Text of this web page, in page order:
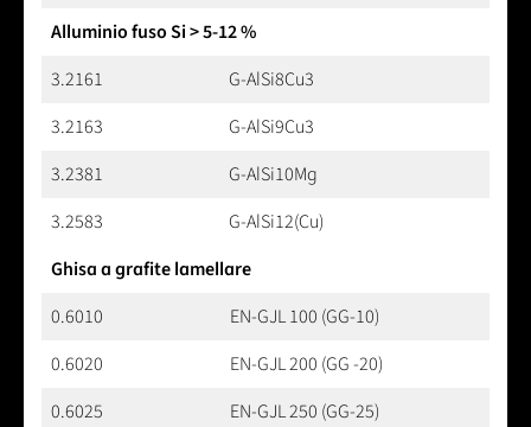
Alluminio fuso Si > 5-12 %
3.2161
G-AlSi8Cu3
3.2163
G-AlSi9Cu3
3.2381
G-AlSi10Mg
3.2583
G-AlSi12(Cu)
Ghisa a grafite lamellare
0.6010
EN-GJL 100 (GG-10)
0.6020
EN-GJL 200 (GG -20)
0.6025
EN-GJL 250 (GG-25)